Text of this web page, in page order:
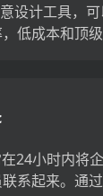
设计工具，
低成本和顶
24小时内将
系起来。通